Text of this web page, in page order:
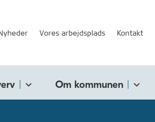
Vores arbejdsplads Kontakt
Om kommunen